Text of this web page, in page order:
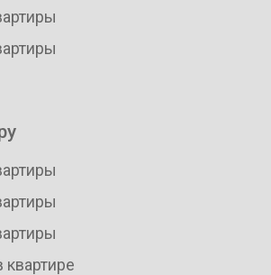
квартире